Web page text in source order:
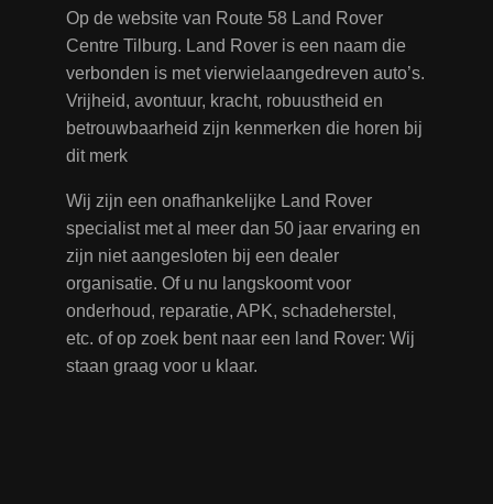
Op de website van Route 58 Land Rover
Centre Tilburg. Land Rover is een naam die
verbonden is met vierwielaangedreven auto’s.
Vrijheid, avontuur, kracht, robuustheid en
betrouwbaarheid zijn kenmerken die horen bij
dit merk
Wij zijn een onafhankelijke Land Rover
specialist met al meer dan 50 jaar ervaring en
zijn niet aangesloten bij een dealer
organisatie. Of u nu langskoomt voor
onderhoud, reparatie, APK, schadeherstel,
etc. of op zoek bent naar een land Rover: Wij
staan graag voor u klaar.